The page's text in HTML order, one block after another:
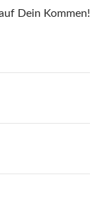
Dein Kommen!